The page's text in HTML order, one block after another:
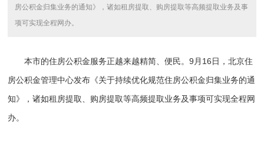
房公积金归集业务的通知》，诸如租房提取、购房提取等高频提取业务及事
项可实现全程网办。
本市的住房公积金服务正越来越精简、便民。9月16日，北京住
房公积金管理中心发布《关于持续优化规范住房公积金归集业务的通
知》，诸如租房提取、购房提取等高频提取业务及事项可实现全程网
办。